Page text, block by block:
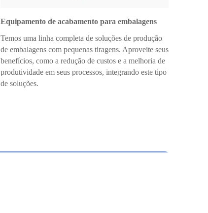
Equipamento de acabamento para embalagens
Temos uma linha completa de soluções de produção
de embalagens com pequenas tiragens. Aproveite seus
benefícios, como a redução de custos e a melhoria de
produtividade em seus processos, integrando este tipo
de soluções.